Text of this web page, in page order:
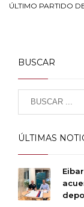
ÚLTIMO PARTIDO
BUSCAR
ÚLTIMAS